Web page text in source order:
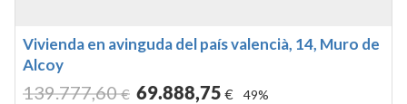
Vivienda en avinguda del país valencià, 14, Muro de
Alcoy
139.777,60 € 69.888,75 € 49%